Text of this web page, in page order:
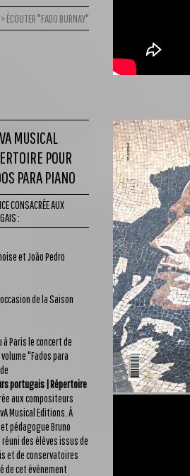
ÉCOUTER "FADO BURNAY"
MUSICAL
POUR
PARA PIANO
CONSACRÉE AUX
:
et João Pedro
de la Saison
Paris le concert de
"Fados para
portugais | Répertoire
aux compositeurs
Musical Editions. À
pédagogue Bruno
des élèves issus de
et de conservatoires
cet événement